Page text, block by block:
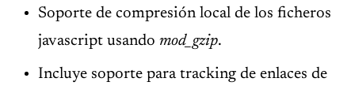
Soporte de compresión local de los ficheros
javascript usando mod_gzip.
Incluye soporte para tracking de enlaces de